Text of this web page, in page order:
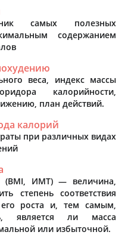
самых полезных
содержанием
веса, индекс массы
калорийности,
план действий.
калорий
при различных видах
(BMI, ИМТ) — величина,
степень соответствия
роста и, тем самым,
является ли масса
или избыточной.